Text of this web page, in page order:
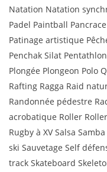
Natation Natation
Padel Paintball
Patinage artistique
Penchak Silat
Plongée Plongeon Polo
Rafting Ragga Raid
Randonnée pédestre
acrobatique Roller
Rugby à XV Salsa
ski Sauvetage Self
track Skateboard